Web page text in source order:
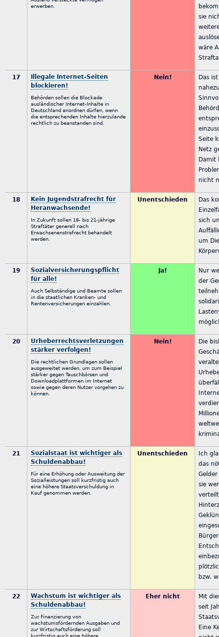
erwerben.
sie
wäre
17
Illegale Internet-Seiten
blockieren!
Behörden sollen die Blockade
ausländischer Internet-Inhalte in
Deutschland anordnen dürfen, wenn
die entsprechenden Inhalte hierzulande
rechtlich zu beanstanden sind.
Nein!
Das
Seite
Netz
Damit
nicht
18
Kein Jugendstrafrecht für
Heranwachsende!
In Zukunft sollen 18- bis 21-jährige
Straftäter generell nach
Erwachsenenstrafrecht behandelt
werden.
Unentschieden
Das
sich
um
19
Sozialversicherungspflicht
für alle!
Auch Selbständige und Beamte sollen
in die staatlichen Kranken- und
Rentenversicherungen einzahlen.
Ja!
Nur
der
20
Urheberrechtsverletzungen
stärker verfolgen!
Die rechtlichen Grundlagen sollen
ausgeweitet werden, um zum Beispiel
stärker gegen Tauschbörsen und
Downloadplattformen im Internet
sowie gegen deren Nutzer vorgehen zu
können.
Nein!
Die
21
Sozialstaat ist wichtiger als
Schuldenabbau!
Für eine Erhöhung oder Ausweitung der
Sozialleistungen soll kurzfristig auch
eine höhere Staatsverschuldung in
Kauf genommen werden.
Unentschieden
Ich
das
sie
bzw.
22
Wachstum ist wichtiger als
Schuldenabbau!
Zur Finanzierung von
wachstumsfördernden Ausgaben und
zur Wirtschaftsförderung soll
kurzfristig auch eine höhere
Eher nicht
Mit
seit
Eine